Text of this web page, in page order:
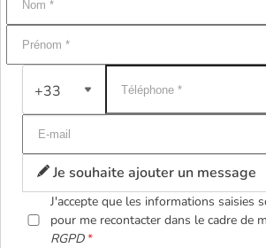
+33
Je souhaite ajouter un message
J'accepte que les informations saisies
pour me recontacter dans le cadre de
RGPD